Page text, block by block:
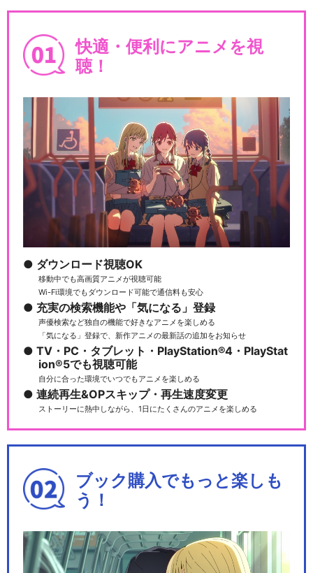
装甲騎兵ボトムズ 幻影篇
閉じる
快適・便利にアニメを視
聴！
ダウンロード視聴OK
移動中でも高画質アニメが視聴可能
Wi-Fi環境でもダウンロード可能で通信料も安心
充実の検索機能や「気になる」登録
声優検索など独自の機能で好きなアニメを楽しめる
「気になる」登録で、新作アニメの最新話の追加をお知らせ
TV・PC・タブレット・PlayStation®4・PlayStat
ion®5でも視聴可能
自分に合った環境でいつでもアニメを楽しめる
連続再生&OPスキップ・再生速度変更
ストーリーに熱中しながら、1日にたくさんのアニメを楽しめる
ブック購入でもっと楽しも
う！